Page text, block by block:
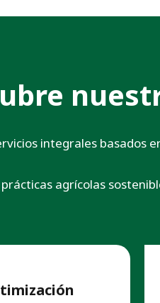
integrales basados
agrícolas